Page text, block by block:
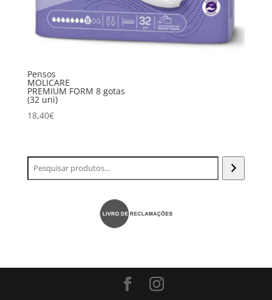
Pensos
MOLICARE
PREMIUM FORM 8 gotas
(32 uni)
18,40€